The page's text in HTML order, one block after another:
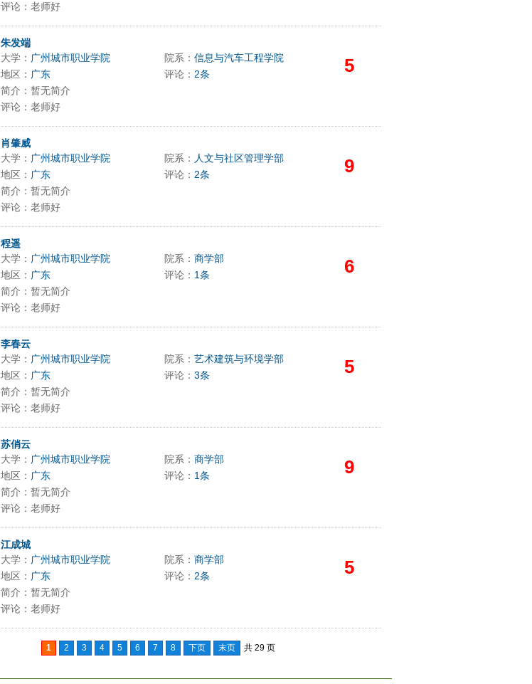
评论：老师好
朱发端
大学： 广州城市职业学院 院系： 信息与汽车工程学院 5
地区： 广东 评论： 2条
简介：暂无简介
评论：老师好
肖肇威
大学： 广州城市职业学院 院系： 人文与社区管理学部 9
地区： 广东 评论： 2条
简介：暂无简介
评论：老师好
程遥
大学： 广州城市职业学院 院系： 商学部 6
地区： 广东 评论： 1条
简介：暂无简介
评论：老师好
李春云
大学： 广州城市职业学院 院系： 艺术建筑与环境学部 5
地区： 广东 评论： 3条
简介：暂无简介
评论：老师好
苏俏云
大学： 广州城市职业学院 院系： 商学部 9
地区： 广东 评论： 1条
简介：暂无简介
评论：老师好
江成城
大学： 广州城市职业学院 院系： 商学部 5
地区： 广东 评论： 2条
简介：暂无简介
评论：老师好
1 2 3 4 5 6 7 8 下页 末页 共 29 页